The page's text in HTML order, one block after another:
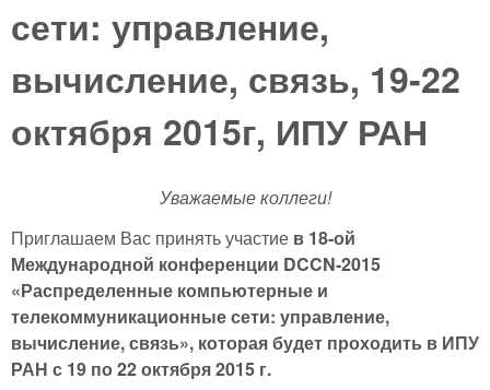
сети: управление,
вычисление, связь, 19-22
октября 2015г, ИПУ РАН
Уважаемые коллеги!
Приглашаем Вас принять участие в 18-ой
Международной конференции DCCN-2015
«Распределенные компьютерные и
телекоммуникационные сети: управление,
вычисление, связь», которая будет проходить в ИПУ
РАН с 19 по 22 октября 2015 г.